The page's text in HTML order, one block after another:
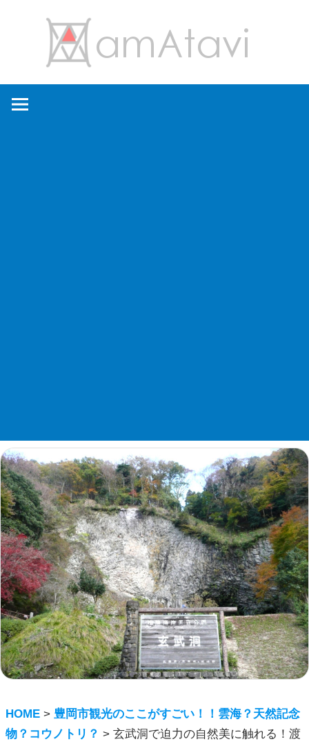
を
HOME > 豊岡市観光のここがすごい！！雲海？天然記念
物？コウノトリ？ >玄武洞で迫力の自然美に触れる！渡